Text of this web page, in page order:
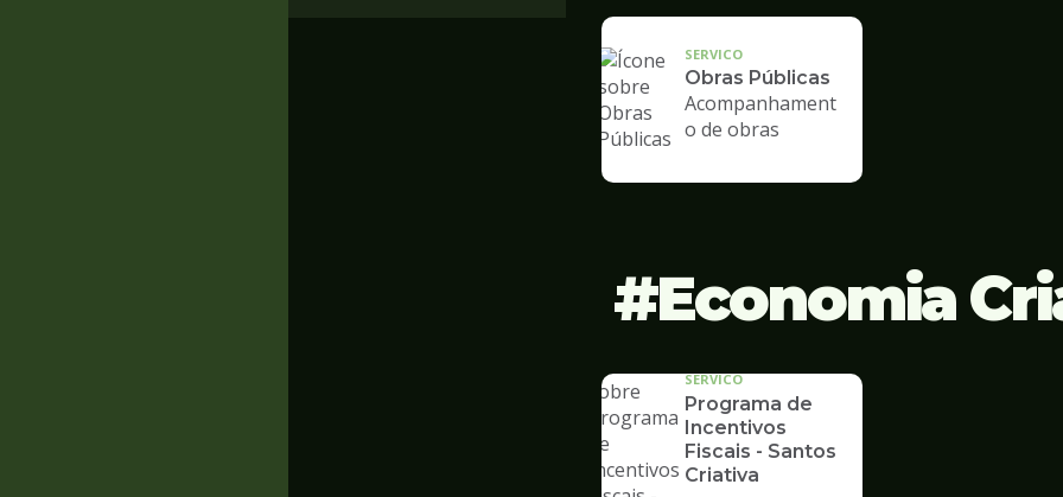
SERVICO
Obras Públicas
Acompanhament
o de obras
Economia
SERVICO
Programa de
Incentivos
Fiscais - Santos
Criativa